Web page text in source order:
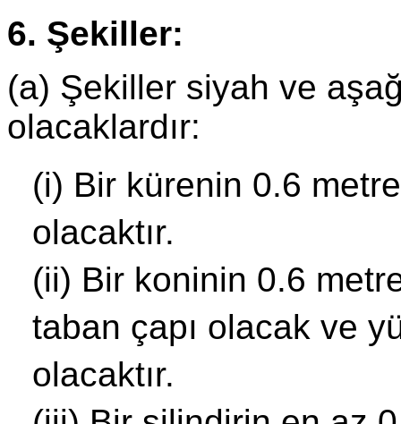
6. Şekiller:
(a) Şekiller siyah ve
olacaklardır:
(i) Bir kürenin 0.6
olacaktır.
(ii) Bir koninin 0.6
taban çapı olacak ve
olacaktır.